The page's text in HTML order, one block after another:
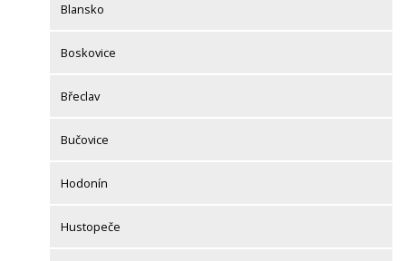
Blansko
Boskovice
Břeclav
Bučovice
Hodonín
Hustopeče